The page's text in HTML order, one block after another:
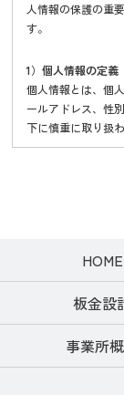
人情報の保護の重
す。
1）個人情報の定義
個人情報とは、個
ールアドレス、性
下に慎重に取り扱
3）利用目的
当方では、お客様
電話番号、メール
す。
HOME
板金設
事業所